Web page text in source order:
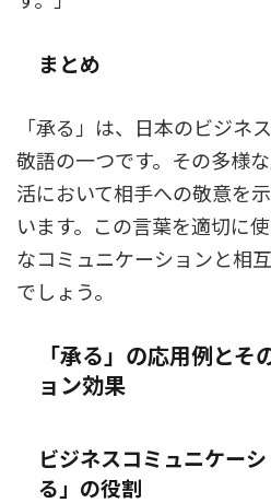
まとめ
「承る」は、日本のビジネ
敬語の一つです。その多様
活において相手への敬意を
います。この言葉を適切に
なコミュニケーションと相
でしょう。
「承る」の応用例とそ
ョン効果
ビジネスコミュニケー
る」の役割